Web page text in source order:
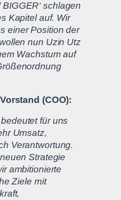
BIGGER‘ schlagen
Kapitel auf. Wir
einer Position der
nun Uzin Utz
Wachstum auf
(COO):
für uns
Umsatz,
Verantwortung.
Strategie
ambitionierte
Ziele mit